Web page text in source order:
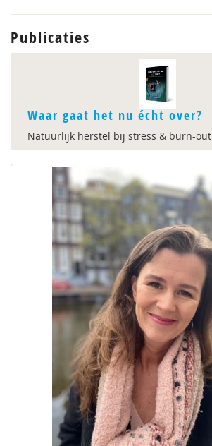
Publicaties
Waar gaat het nu écht over?
Natuurlijk herstel bij stress & burn-out